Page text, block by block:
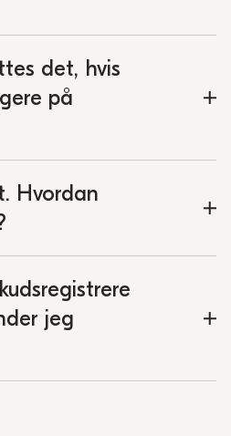
det, hvis
på
Hvordan
jeg